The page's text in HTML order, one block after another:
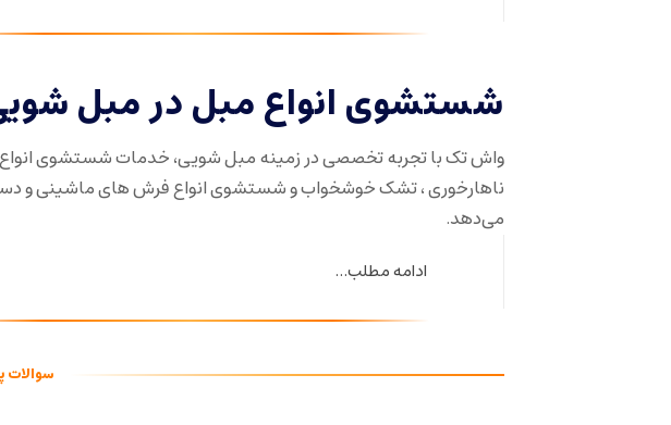
شستشوی انواع مبل در مبل
واش تک با تجربه تخصصی در زمینه مبل شویی، خدمات شستشوی
ناهارخوری ، تشک خوشخواب و شستشوی انواع فرش های ماشینی و
می‌دهد.
ادامه مطلب...
سوالات